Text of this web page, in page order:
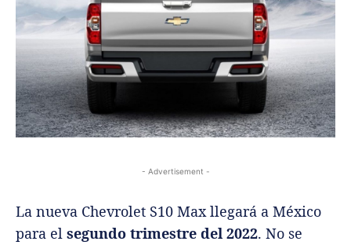
- Advertisement -
La nueva Chevrolet S10 Max llegará a México
para el segundo trimestre del 2022. No se